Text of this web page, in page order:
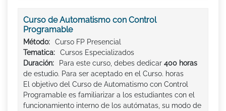
Curso de Automatismo con Control
Programable
Método:
Curso FP Presencial
Tematica:
Cursos Especializados
Duración:
Para este curso, debes dedicar 400 horas
de estudio. Para ser aceptado en el Curso. horas
El objetivo del Curso de Automatismo con Control
Programable es familiarizar a los estudiantes con el
funcionamiento interno de los autómatas, su modo de